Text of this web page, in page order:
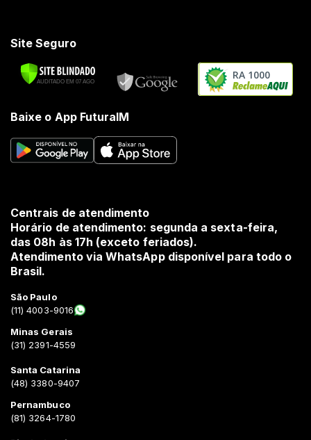
Site Seguro
RA 1000
Baixe o App FuturaIM
Centrais de atendimento
Horário de atendimento: segunda a sexta-feira,
das 08h às 17h (exceto feriados).
Atendimento via WhatsApp disponível para todo o
Brasil.
São Paulo
(11) 4003-9016
Minas Gerais
(31) 2391-4559
Santa Catarina
(48) 3380-9407
Pernambuco
(81) 3264-1780